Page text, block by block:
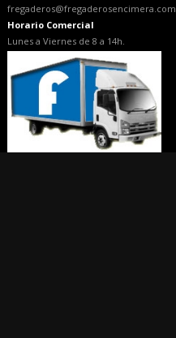
fregaderos@fregaderosencimera.com
Horario Comercial
Lunes a Viernes de 8 a 14h.